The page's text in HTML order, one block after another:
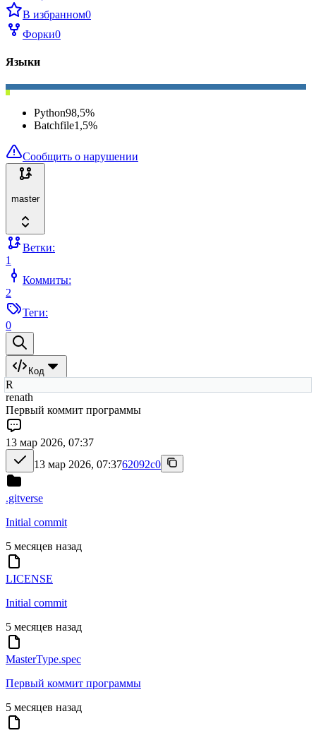
В избранном0
Форки0
Языки
Python98,5%
Batchfile1,5%
Сообщить о нарушении
master
Ветки:
1
Коммиты:
2
Теги:
0
Код
R
renath
Первый коммит программы
13 мар 2026, 07:37
13 мар 2026, 07:3762092c0
.gitverse
Initial commit
5 месяцев назад
LICENSE
Initial commit
5 месяцев назад
MasterType.spec
Первый коммит программы
5 месяцев назад